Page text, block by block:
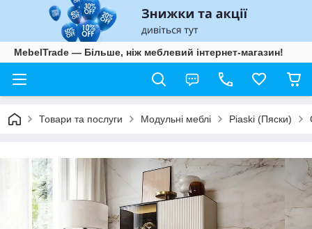
MebelTrade — Більше, ніж меблевий інтернет-магазин!
Товари та послуги Модульні меблі Piaski (Пяски)